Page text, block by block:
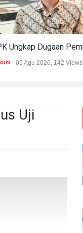
05 Agu 2026, 142 Views
Uji